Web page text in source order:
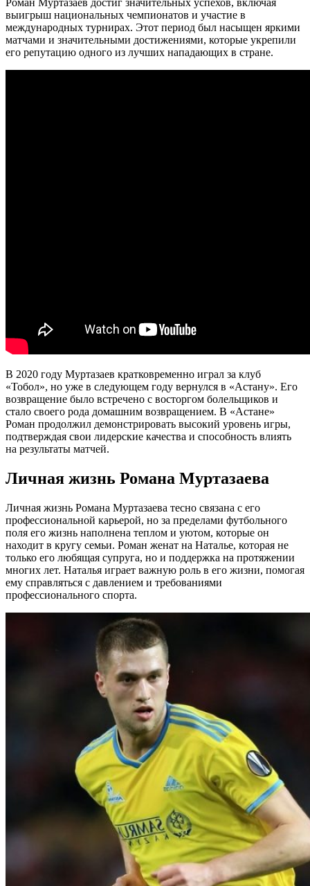
Роман Муртазаев достиг значительных успехов, включая
выигрыш национальных чемпионатов и участие в
международных турнирах. Этот период был насыщен яркими
матчами и значительными достижениями, которые укрепили
его репутацию одного из лучших нападающих в стране.
В 2020 году Муртазаев кратковременно играл за клуб
«Тобол», но уже в следующем году вернулся в «Астану». Его
возвращение было встречено с восторгом болельщиков и
стало своего рода домашним возвращением. В «Астане»
Роман продолжил демонстрировать высокий уровень игры,
подтверждая свои лидерские качества и способность влиять
на результаты матчей.
Личная жизнь Романа Муртазаева
Личная жизнь Романа Муртазаева тесно связана с его
профессиональной карьерой, но за пределами футбольного
поля его жизнь наполнена теплом и уютом, которые он
находит в кругу семьи. Роман женат на Наталье, которая не
только его любящая супруга, но и поддержка на протяжении
многих лет. Наталья играет важную роль в его жизни, помогая
ему справляться с давлением и требованиями
профессионального спорта.